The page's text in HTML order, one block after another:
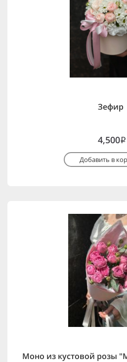
Зефир
4,500i
Добавить в
Моно из кустовой розы